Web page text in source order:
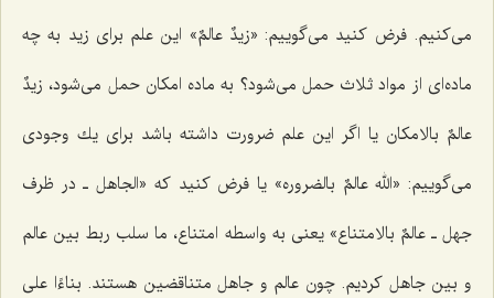
مى‌كنیم. فرض كنید مى‌گوییم: «زیدٌ عالمٌ» این علم براى زید به چه
ماده‌اى از مواد ثلاث حمل مى‌شود؟ به ماده امكان حمل مى‌شود، زیدٌ
عالمٌ بالامكان یا اگر این علم ضرورت داشته باشد براى یك وجودى
مى‌گوییم: «الله عالمٌ بالضروره» یا فرض كنید كه «الجاهل ـ در ظرف
جهل ـ عالمٌ بالامتناع» یعنى به واسطه امتناع، ما سلب ربط بین عالم
و بین جاهل كردیم. چون عالم و جاهل متناقضین هستند. بناءًا على